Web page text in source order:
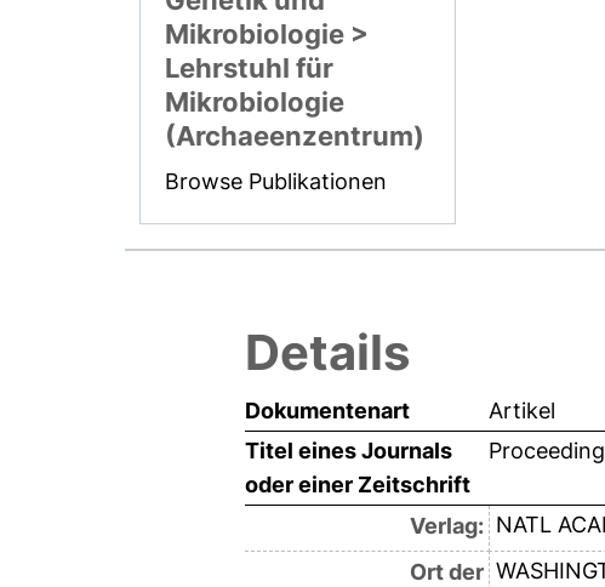
Mikrobiologie >
Lehrstuhl für
Mikrobiologie
(Archaeenzentrum)
Browse Publikationen
Details
Dokumentenart
Artikel
Titel eines Journals
oder einer Zeitschrift
Verlag: NATL
Ort der